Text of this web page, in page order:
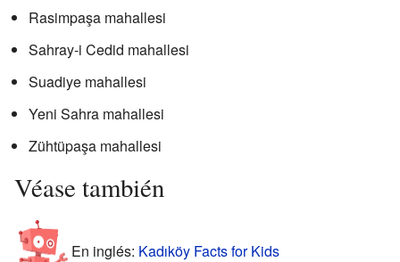
Rasimpaşa mahallesi
Sahray-i Cedid mahallesi
Suadiye mahallesi
Yeni Sahra mahallesi
Zühtüpaşa mahallesi
Véase también
En inglés: Kadıköy Facts for Kids